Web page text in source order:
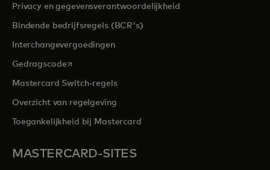
Privacy en gegevensverantwoordelijkheid
Bindende bedrijfsregels (BCR's)
Interchangevergoedingen
Gedragscodeopens in a new tab
Mastercard Switch-regels
Overzicht van regelgeving
Toegankelijkheid bij Mastercard
MASTERCARD-SITES